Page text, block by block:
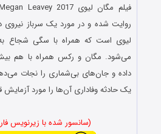
روایت شده و در مورد یک سرباز نیروی
لیوی است که همراه با سگی شجاع
داده و جان‌های بی‌شماری را نجات
یک حادثه وفاداری آن‌ها را مورد
(سانسور شده با زیرنویس